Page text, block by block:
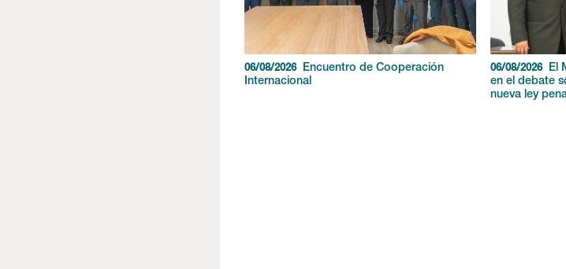
06/08/2026
Encuentro de Cooperación
Internacional
06/08/2026
El
en el debate
nueva ley